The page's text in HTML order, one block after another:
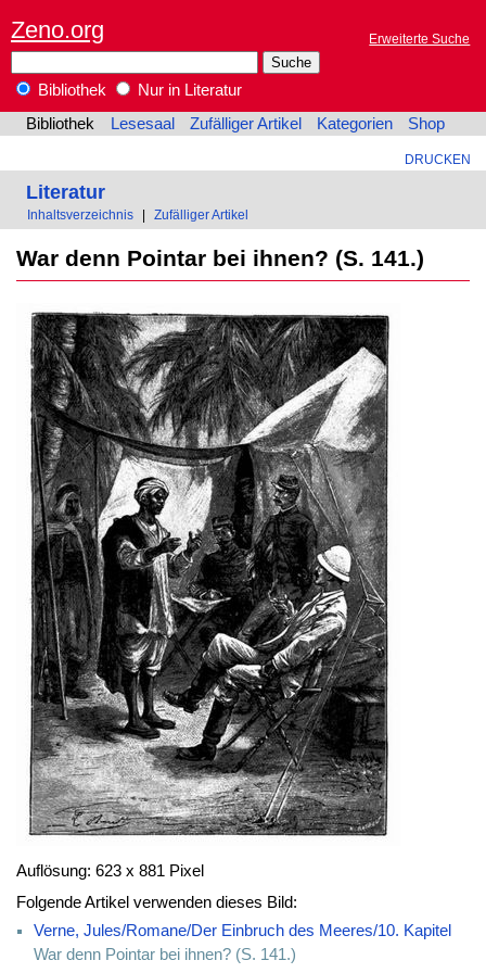
Zeno.org Erweiterte Suche
Bibliothek
Nur in Literatur
Bibliothek
Lesesaal Zufälliger Artikel Kategorien Shop
DRUCKEN
Literatur
Inhaltsverzeichnis Zufälliger Artikel
War denn Pointar bei ihnen? (S. 141.)
Auflösung: 623 x 881 Pixel
Folgende Artikel verwenden dieses Bild:
Verne, Jules/Romane/Der Einbruch des Meeres/10. Kapitel
War denn Pointar bei ihnen? (S. 141.)